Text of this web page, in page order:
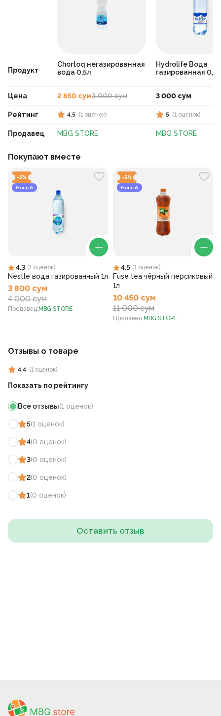
Продукт
Цена
Рейтинг
Продавец
Chortoq негазированная
вода 0,5л
2 850 сум3 000 сум
4.5 (1 оценок)
MBG STORE
Hydrolife Вода
газированная 0,5л
3 000 сум
5 (1 оценок)
MBG STORE
Покупают вместе
-5%
Новый
4.3 (1 оценок)
Nestle вода газированный 1л
3 800 сум
4 000 сум
Продавец: MBG STORE
-5%
Новый
4.5 (1 оценок)
Fuse tea чёрный персиковый
1л
10 450 сум
11 000 сум
Продавец: MBG STORE
Отзывы о товаре
4.4 (1 оценок)
Показать по рейтингу
Все отзывы(1 оценок)
5(1 оценок)
4(0 оценок)
3(0 оценок)
2(0 оценок)
1(0 оценок)
Оставить отзыв